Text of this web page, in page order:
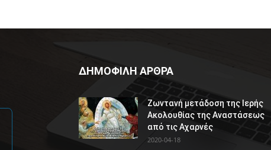
ΔΗΜΟΦΙΛΗ ΑΡΘΡΑ
Ζωντανή μετάδοση της Ιερής
Ακολουθίας της Αναστάσεως
από τις Αχαρνές
2020-04-18